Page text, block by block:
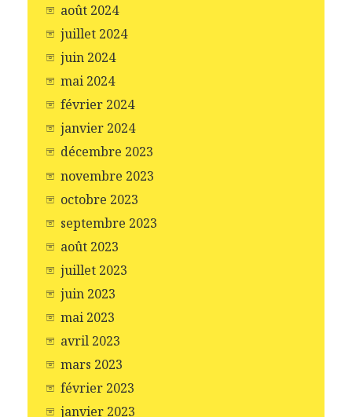
août 2024
juillet 2024
juin 2024
mai 2024
février 2024
janvier 2024
décembre 2023
novembre 2023
octobre 2023
septembre 2023
août 2023
juillet 2023
juin 2023
mai 2023
avril 2023
mars 2023
février 2023
janvier 2023